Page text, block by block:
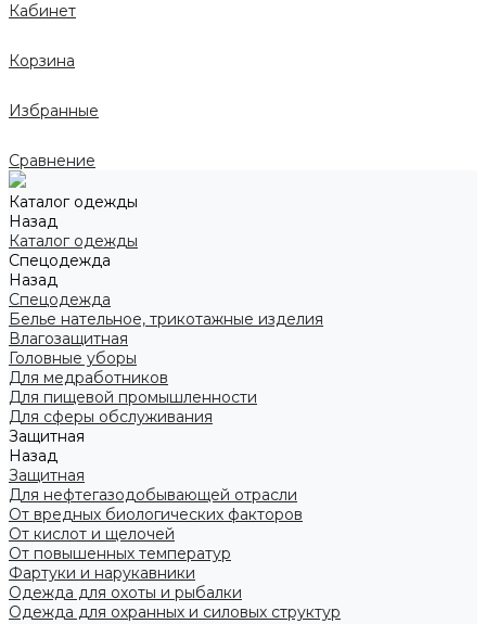
Кабинет
Корзина
Избранные
Сравнение
Каталог одежды
Назад
Каталог одежды
Спецодежда
Назад
Спецодежда
Белье нательное, трикотажные изделия
Влагозащитная
Головные уборы
Для медработников
Для пищевой промышленности
Для сферы обслуживания
Защитная
Назад
Защитная
Для нефтегазодобывающей отрасли
От вредных биологических факторов
От кислот и щелочей
От повышенных температур
Фартуки и нарукавники
Одежда для охоты и рыбалки
Одежда для охранных и силовых структур